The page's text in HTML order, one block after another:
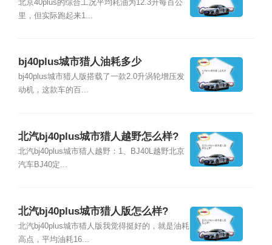
北京40plus的综合工况平均耗油为12.3升每百公
里，但实际跑起来1...
bj40plus城市猎人油耗多少
bj40plus城市猎人版搭载了一款2.0升涡轮增压发
动机，这款车的百...
北汽bj40plus城市猎人越野怎么样?
北汽bj40plus城市猎人越野：1、BJ40L越野北京
汽车BJ40定...
北汽bj40plus城市猎人版怎么样?
北汽bj40plus城市猎人版我觉得挺好的，就是油耗
高点，平均油耗16...